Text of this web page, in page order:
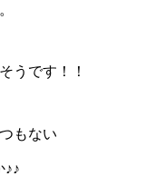
うです！！
もない
♪♪